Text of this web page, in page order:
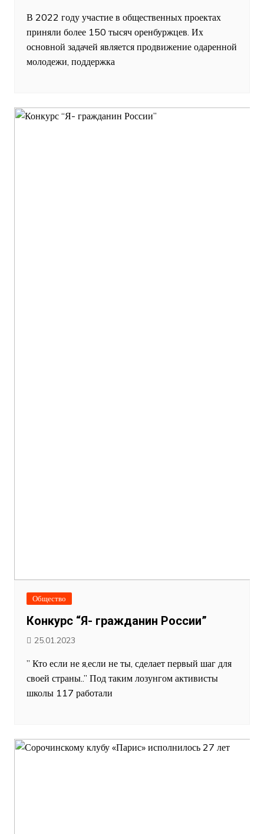
В 2022 году участие в общественных проектах
приняли более 150 тысяч оренбуржцев. Их
основной задачей является продвижение одаренной
молодежи, поддержка
Общество
Конкурс “Я- гражданин России”
25.01.2023
” Кто если не я,если не ты, сделает первый шаг для
своей страны..” Под таким лозунгом активисты
школы 117 работали